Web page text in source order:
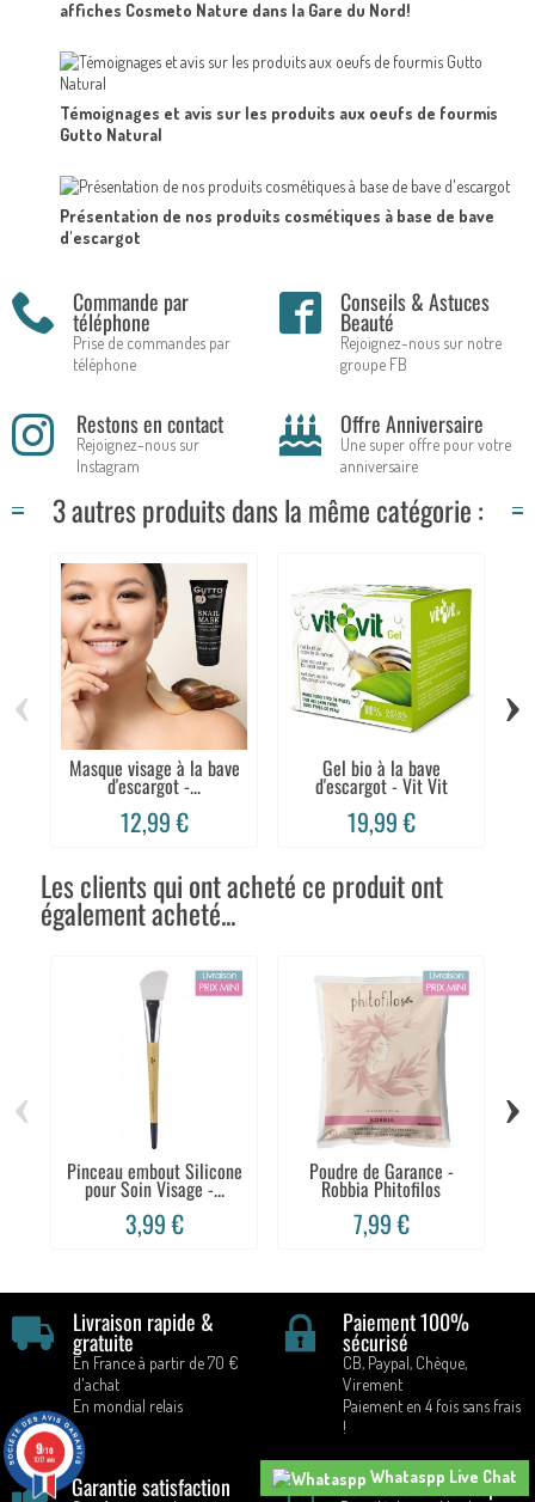
affiches Cosmeto Nature dans la Gare du Nord!
Témoignages et avis sur les produits aux oeufs de fourmis
Gutto Natural
Présentation de nos produits cosmétiques à base de bave
d'escargot
Commande par
téléphone
Prise de commandes par
téléphone
Conseils & Astuces
Beauté
Rejoignez-nous sur notre
groupe FB
Restons en contact
Rejoignez-nous sur
Instagram
Offre Anniversaire
Une super offre pour votre
anniversaire
3 autres produits dans la même catégorie :
Masque visage à la bave
d'escargot -...
12,99 €
Gel bio à la bave
d'escargot - Vit Vit
19,99 €
‹ ›
Les clients qui ont acheté ce produit ont
également acheté...
Pinceau embout Silicone
pour Soin Visage -...
3,99 €
Poudre de Garance -
Robbia Phitofilos
7,99 €
‹ ›
Livraison rapide &
gratuite
En France à partir de 70 €
d'achat
En mondial relais
Paiement 100%
sécurisé
CB, Paypal, Chèque,
Virement
Paiement en 4 fois sans frais
!
Garantie satisfaction Service client au top
Whataspp Live Chat
9/10
1017 avis